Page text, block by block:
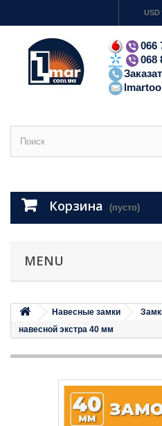
USD
066
068
Корзина (пусто)
MENU
Навесные замки
навесной экстра 40 мм